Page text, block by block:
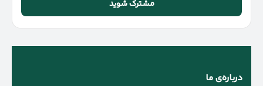
وارد
کنید
درباره‌ی ما